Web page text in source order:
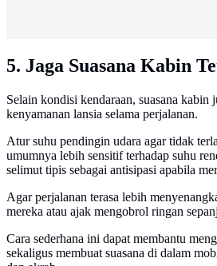
5. Jaga Suasana Kabin
Selain kondisi kendaraan, suasana kabin
kenyamanan lansia selama perjalanan.
Atur suhu pendingin udara agar tidak
umumnya lebih sensitif terhadap suhu
selimut tipis sebagai antisipasi apabila
Agar perjalanan terasa lebih
mereka atau ajak mengobrol ringan
Cara sederhana ini dapat membantu
sekaligus membuat suasana di dalam